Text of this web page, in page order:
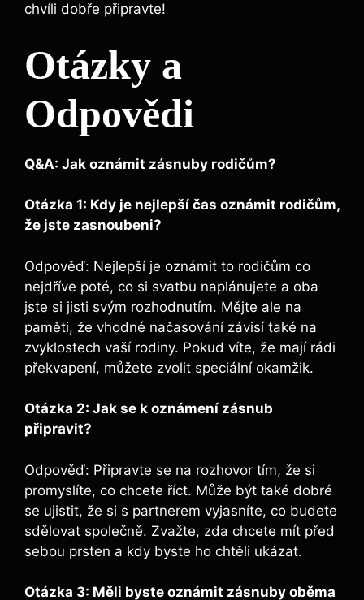
chvíli dobře připravte!
Otázky a
Odpovědi
Q&A: Jak oznámit zásnuby rodičům?
Otázka 1: Kdy je nejlepší čas oznámit rodičům,
že jste zasnoubeni?
Odpověď: Nejlepší je oznámit to rodičům co
nejdříve poté, co si svatbu naplánujete a oba
jste si jisti svým rozhodnutím. Mějte ale na
paměti, že vhodné načasování závisí také na
zvyklostech vaší rodiny. Pokud víte, že mají rádi
překvapení, můžete zvolit speciální okamžik.
Otázka 2: Jak se k oznámení zásnub
připravit?
Odpověď: Připravte se na rozhovor tím, že si
promyslíte, co chcete říct. Může být také dobré
se ujistit, že si s partnerem vyjasníte, co budete
sdělovat společně. Zvažte, zda chcete mít před
sebou prsten a kdy byste ho chtěli ukázat.
Otázka 3: Měli byste oznámit zásnuby oběma